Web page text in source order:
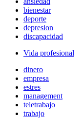
bienestar
deporte
depresion
discapacidad
Vida profesional
dinero
empresa
estres
management
teletrabajo
trabajo